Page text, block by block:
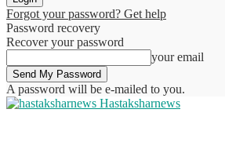
Forgot your password? Get help
Password recovery
Recover your password
your email
A password will be e-mailed to you.
Hastaksharnews